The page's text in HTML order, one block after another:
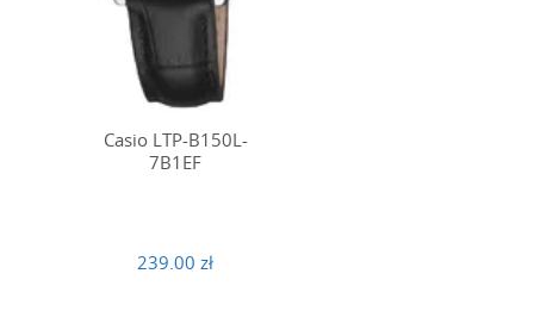
Casio LTP-B150L-
7B1EF
239.00 zł